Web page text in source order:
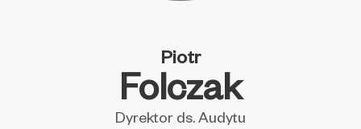
Piotr
Folczak
Dyrektor ds. Audytu